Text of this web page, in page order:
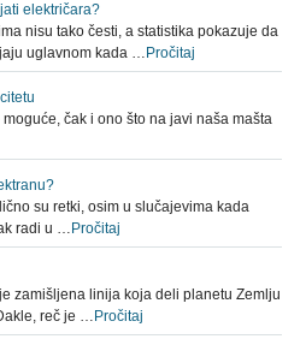
električara?
nisu tako česti, a statistika pokazuje da
uglavnom kada … Pročitaj
čak i ono što na javi naša mašta
su retki, osim u slučajevima kada
radi u … Pročitaj
zamišljena linija koja deli planetu Zemlju
reč je … Pročitaj